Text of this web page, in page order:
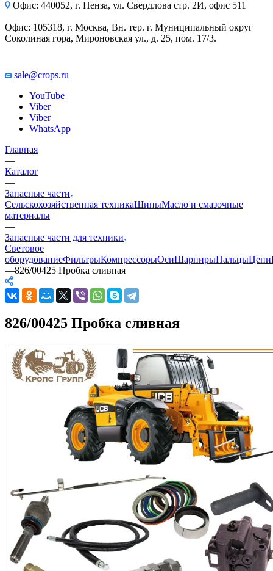
Офис: 440052, г. Пенза, ул. Свердлова стр. 2И, офис 511
Офис: 105318, г. Москва, Вн. тер. г. Муниципальный округ
Соколиная гора, Мироновская ул., д. 25, пом. 17/3.
sale@crops.ru
YouTube
Viber
Viber
WhatsApp
Главная
—
Каталог
—
Запасные части
Сельскохозяйственная техникаШиныМасло и смазочные
материалы
—
Запасные части для техники
Световое
оборудованиеФильтрыКомпрессорыОсиШарнирыПальцыЦепи
—826/00425 Пробка сливная
826/00425 Пробка сливная